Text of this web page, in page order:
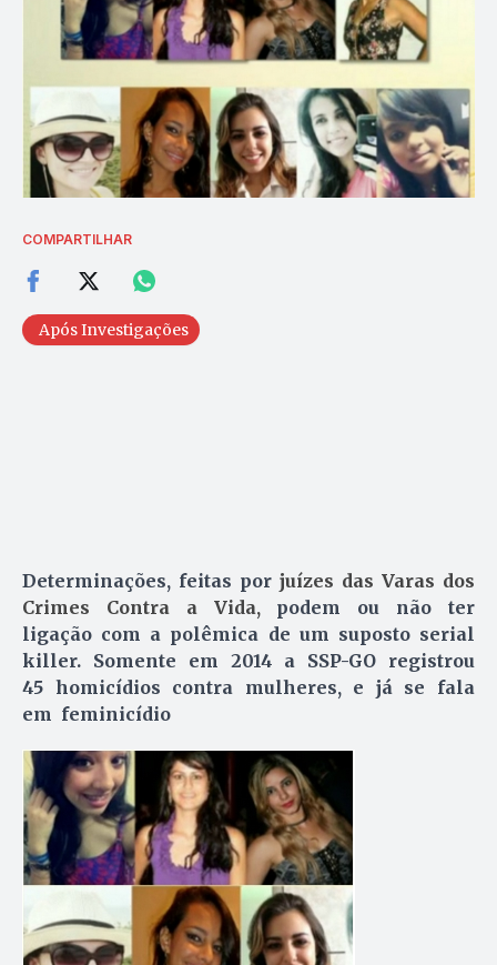
COMPARTILHAR
Após Investigações
Determinações, feitas por juízes das Varas dos
Crimes Contra a Vida, podem ou não ter
ligação com a polêmica de um suposto serial
killer. Somente em 2014 a SSP-GO registrou
45 homicídios contra mulheres, e já se fala
em feminicídio